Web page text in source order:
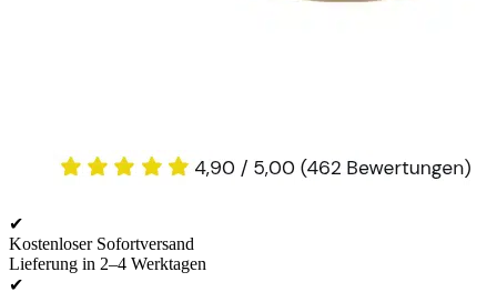
✔
Kostenloser Sofortversand
Lieferung in 2–4 Werktagen
✔